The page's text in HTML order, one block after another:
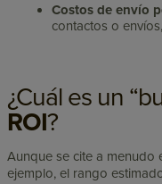
Costos de envío
contactos o
¿Cuál es un
ROI?
Aunque se cite a
ejemplo, el rango